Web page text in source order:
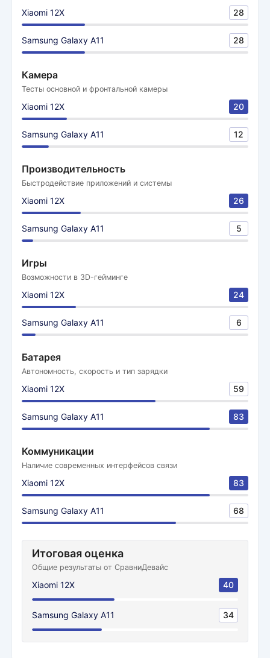
Xiaomi 12X 28
Samsung Galaxy A11 28
Камера
Тесты основной и фронтальной камеры
Xiaomi 12X 20
Samsung Galaxy A11 12
Производительность
Быстродействие приложений и системы
Xiaomi 12X 26
Samsung Galaxy A11 5
Игры
Возможности в 3D-гейминге
Xiaomi 12X 24
Samsung Galaxy A11 6
Батарея
Автономность, скорость и тип зарядки
Xiaomi 12X 59
Samsung Galaxy A11 83
Коммуникации
Наличие современных интерфейсов связи
Xiaomi 12X 83
Samsung Galaxy A11 68
Итоговая оценка
Общие результаты от СравниДевайс
Xiaomi 12X 40
Samsung Galaxy A11 34